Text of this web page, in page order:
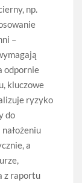
np.
–
odpornie
kluczowe
ryzyko
do
a
z raportu